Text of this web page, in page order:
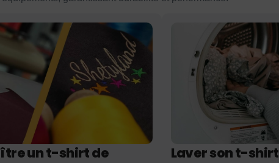
un t-shirt de
Laver son t-shirt